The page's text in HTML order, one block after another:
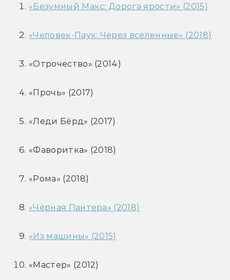
«Безумный Макс: Дорога ярости» (2015)
«Человек-Паук: Через вселенные» (2018)
«Отрочество» (2014)
«Прочь» (2017)
«Леди Бёрд» (2017)
«Фаворитка» (2018)
«Рома» (2018)
«Чёрная Пантера» (2018)
«Из машины» (2015)
«Мастер» (2012)